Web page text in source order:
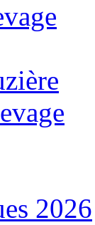
2026